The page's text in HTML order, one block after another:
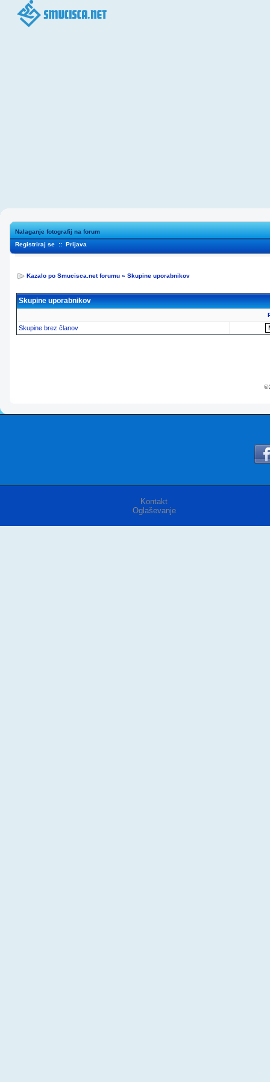
Nalaganje fotografij na forum
Registriraj se :: Prijava
Kazalo po Smucisca.net forumu » Skupine uporabnikov
Skupine uporabnikov
Skupine brez članov
©
Kontakt
Oglaševanje